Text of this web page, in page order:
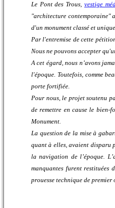
Le Pont des Trous, vestige
"architecture contemporaine"
d'un monument classé et
Par l'entremise de cette
Nous ne pouvons accepter
A cet égard, nous n’avons
l'époque. Toutefois, comme
porte fortifiée.
Pour nous, le projet soutenu
de remettre en cause le bien-
Monument.
La question de la mise à
quant à elles, avaient disparu
la navigation de l’époque.
manquantes furent restituées
prouesse technique de premier